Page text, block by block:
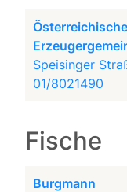
Speisinger
01/8021490
Fische
Burgmann